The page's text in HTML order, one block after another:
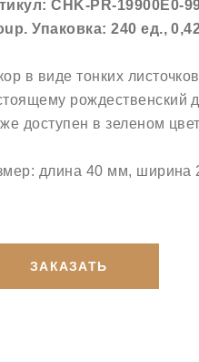
CHK-PR-19900E0-
Упаковка: 240 ед.,
в виде тонких
рождественский
доступен в зеленом
длина 40 мм,
ЗАКАЗАТЬ